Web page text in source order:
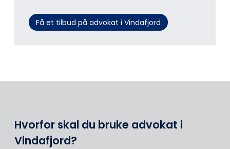
Få et tilbud på advokat i Vindafjord
Hvorfor skal du bruke advokat i
Vindafjord?